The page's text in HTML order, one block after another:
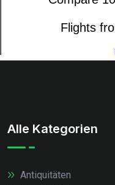
Alle Kategorien
Antiquitäten